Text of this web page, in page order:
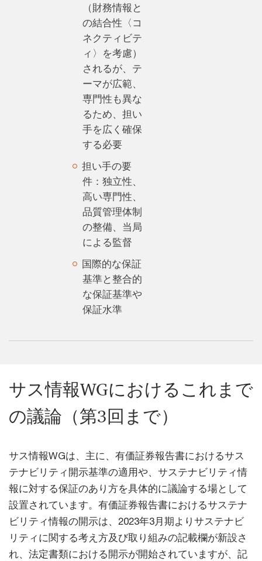
（財務情報と
の結合性〈コ
ネクティビテ
ィ〉を考慮）
されるが、テ
ーマが広範、
専門性も異な
るため、担い
手を広く確保
する必要
担い手の要
件：独立性、
高い専門性、
品質管理体制
の整備、当局
による監督
国際的な保証
基準と整合的
な保証基準や
保証水準
サス情報WGにおけるこれまで
の議論（第3回まで）
サス情報WGは、主に、有価証券報告書におけるサス
テナビリティ開示基準の適用や、サステナビリティ情
報に対する保証のあり方を具体的に議論する場として
設置されています。有価証券報告書におけるサステナ
ビリティ情報の開示は、2023年3月期よりサステナビ
リティに関する考え方及び取り組みの記載欄が新設さ
れ、法定書類における開示が開始されていますが、記